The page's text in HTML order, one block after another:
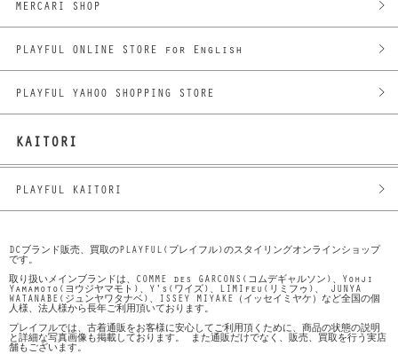
MERCARI SHOP
PLAYFUL ONLINE STORE for English
PLAYFUL YAHOO SHOPPING STORE
KAITORI
PLAYFUL KAITORI
DCブランド販売、買取のPLAYFUL(プレイフル)のスタイリングオンラインショップ
です。
取り扱いメインブランドは、COMME des GARCONS(コムデギャルソン)、Yohji
Yamamoto(ヨウジヤマモト)、Y's(ワイズ)、LIMIfeu(リミフゥ)、 JUNYA
WATANABE(ジュンヤワタナベ)、ISSEY MIYAKE（イッセイミヤケ）など全国の個
人様、法人様から長年ご利用頂いております。
プレイフルでは、古着通販をお客様に安心してご利用頂くために、商品の状態の説明
と詳細な写真画像も掲載しております。 また通販だけでなく、販売、買取を行う実店
舗もございます。